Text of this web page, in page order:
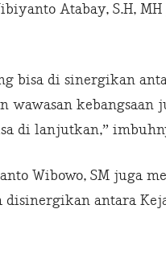
Atabay, S.H,
bisa di sinergikan
kebangsaan
di lanjutkan,”
Wibowo, SM juga
antara